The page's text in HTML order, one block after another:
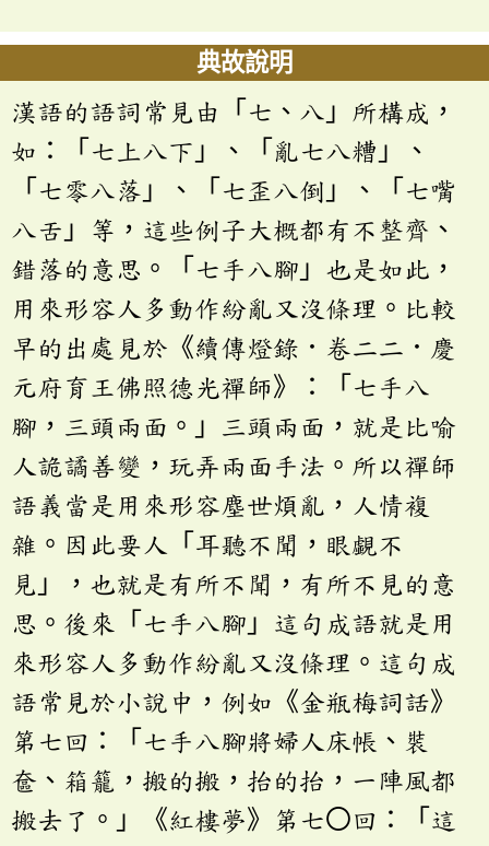
典故說明
漢語的語詞常見由「七、八」所構成，
如：「七上八下」、「亂七八糟」、
「七零八落」、「七歪八倒」、「七嘴
八舌」等，這些例子大概都有不整齊、
錯落的意思。「七手八腳」也是如此，
用來形容人多動作紛亂又沒條理。比較
早的出處見於《續傳燈錄．卷二二．慶
元府育王佛照德光禪師》：「七手八
腳，三頭兩面。」三頭兩面，就是比喻
人詭譎善變，玩弄兩面手法。所以禪師
語義當是用來形容塵世煩亂，人情複
雜。因此要人「耳聽不聞，眼覷不
見」，也就是有所不聞，有所不見的意
思。後來「七手八腳」這句成語就是用
來形容人多動作紛亂又沒條理。這句成
語常見於小說中，例如《金瓶梅詞話》
第七回：「七手八腳將婦人床帳、裝
奩、箱籠，搬的搬，抬的抬，一陣風都
搬去了。」《紅樓夢》第七〇回：「這